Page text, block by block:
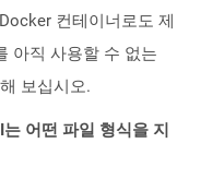
컨테이너로도 제
아직 사용할 수 없는
보십시오.
어떤 파일 형식을 지